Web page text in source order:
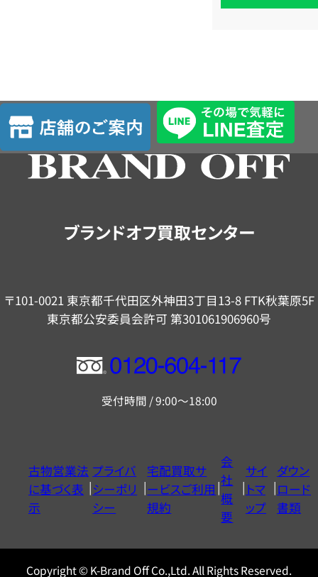
定
店
舗
の
ブランドオフ買取センター
〒101-0021 東京都千代田区外神田3丁目13-8 FTK秋葉原5F
東京都公安委員会許可 第301061906960号
フ
ー
ヤ
ル
0120604117
受付時間 / 9:00～18:00
古物営業法
に基づく表
示
プライバ
シーポリ
シー
宅配買取サ
ービスご利用
規約
会
社
概
要
サイ
トマ
ップ
ダウン
ロード
書類
Copyright © K-Brand Off Co.,Ltd. All Rights Reserved.